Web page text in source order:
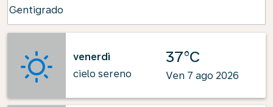
Centigrado
keyboard_arrow_down
venerdì
cielo sereno
37°C
Ven 7 ago 2026